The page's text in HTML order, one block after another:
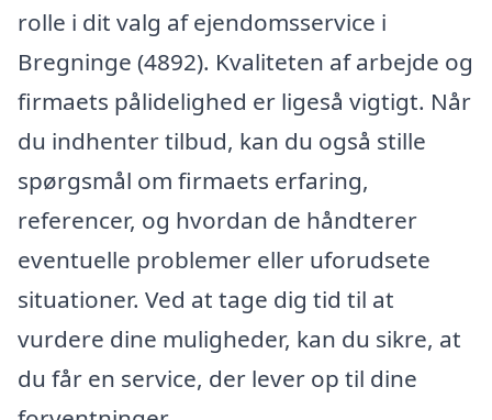
rolle i dit valg af ejendomsservice i
Bregninge (4892). Kvaliteten af arbejde og
firmaets pålidelighed er ligeså vigtigt. Når
du indhenter tilbud, kan du også stille
spørgsmål om firmaets erfaring,
referencer, og hvordan de håndterer
eventuelle problemer eller uforudsete
situationer. Ved at tage dig tid til at
vurdere dine muligheder, kan du sikre, at
du får en service, der lever op til dine